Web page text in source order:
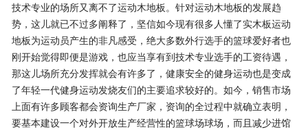
技术专业的场所又离不了运动木地板。针对运动木地板的发展趋
势，这儿就已不过多阐释了，坚信如今现有很多人懂了实木板运动
地板为运动员产生的非凡感受，绝大多数外行选手的篮球爱好者也
刚开始觉得即便是游戏，也应当享有到技术专业选手的工资待遇，
那这儿场所充分发挥就会有许多了，健康安全的健身运动也是变成
了年轻一代健身运动发烧友们的主要追求较好的。如今，销售市场
上面有许多顾客都会资询生产厂家，资询的全过程中就确立表明，
要基本建设一个对外开放生产经营性的篮球场球场，而且减少进馆